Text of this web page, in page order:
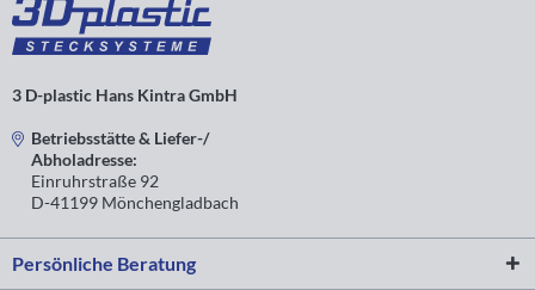
GLN
R35S
35 5 27
3 D-plastic Hans Kintra GmbH
Betriebsstätte & Liefer-/
Abholadresse:
Einruhrstraße 92
D-41199 Mönchengladbach
Persönliche Beratung